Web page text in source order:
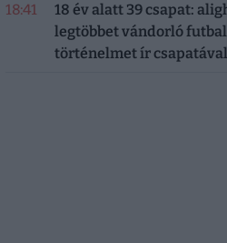
18:41
18 év alatt 39 csapat:
legtöbbet vándorló
történelmet ír csapatával